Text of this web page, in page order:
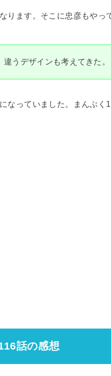
ります。そこに忠彦もやっ
違うデザインも考えてきた。
なっていました。まんぷく
話の感想